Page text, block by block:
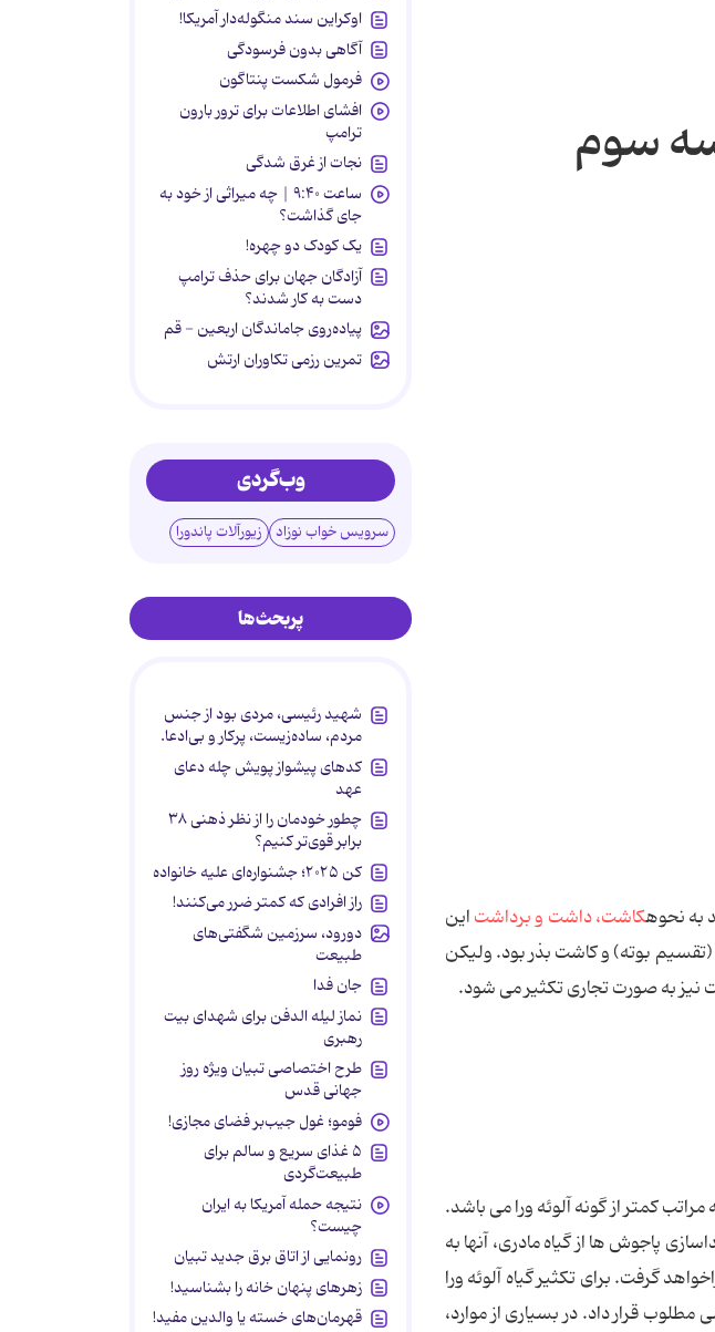
سوم
به نحوهکاشت، داشت و برداشتاین
بوته) و کاشت بذر بود. ولیکن
نیز به صورت تجاری تکثیر می شود.
کمتر از گونه آلوئه ورا می باشد.
پاجوش ها از گیاه مادری، آنها به
گرفت. برای تکثیر گیاه آلوئه ورا
قرار داد. در بسیاری از موارد،
اوکراین سند منگوله‌دار آمریکا!
آگاهی بدون فرسودگی
فرمول شکست پنتاگون
افشای اطلاعات برای ترور بارون
ترامپ
نجات از غرق شدگی
ساعت ۹:۴۰ | چه میراثی از خود به
جای گذاشت؟
یک کودک دو چهره!
آزادگان جهان برای حذف ترامپ
دست به کار شدند؟
پیاده‌روی جاماندگان اربعین - قم
تمرین رزمی تکاوران ارتش
وب‌گردی
سرویس خواب نوزاد زیورآلات پاندورا
پربحث‌ها
شهید رئیسی، مردی بود از جنس
مردم، ساده‌زیست، پرکار و بی‌ادعا.
کدهای پیشواز پویش چله دعای
عهد
چطور خودمان را از نظر ذهنی ۳۸
برابر قوی‌تر کنیم؟
کن ۲۰۲۵؛ جشنواره‌ای علیه خانواده
راز افرادی که کمتر ضرر می‌کنند!
دورود، سرزمین شگفتی‌های
طبیعت
جان فدا
نماز لیله الدفن برای شهدای بیت
رهبری
طرح اختصاصی تبیان ویژه روز
جهانی قدس
فومو؛ غول جیب‌بر فضای مجازی!
۵ غذای سریع و سالم برای
طبیعت‌گردی
نتیجه حمله آمریکا به ایران
چیست؟
رونمایی از اتاق برق جدید تبیان
زهرهای پنهان خانه را بشناسید!
قهرمان‌های خسته یا والدین مفید!